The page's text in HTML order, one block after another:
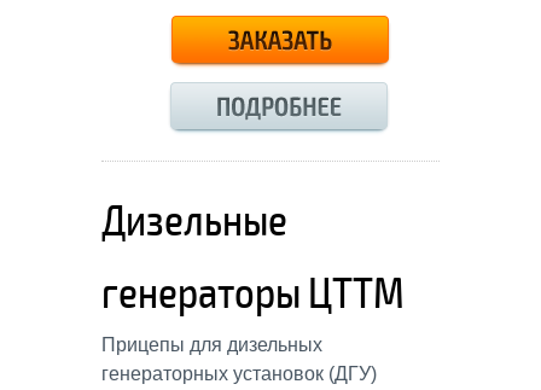
Дизельные
генераторы ЦТТМ
Прицепы для дизельных
генераторных установок (ДГУ)